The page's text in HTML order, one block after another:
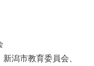
潟市教育委員会、